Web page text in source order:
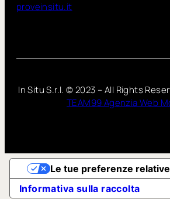
proveinsitu.it
In Situ S.r.l. ©2023 – All Rights
TEAM99 Agenzia Web
Informativa sulla raccolta
Le tue preferenze